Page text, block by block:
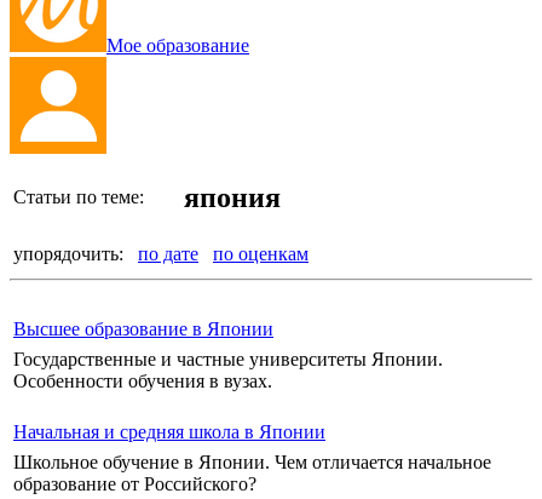
Мое образование
Статьи по теме: япония
упорядочить: по дате по оценкам
Высшее образование в Японии
Государственные и частные университеты Японии.
Особенности обучения в вузах.
Начальная и средняя школа в Японии
Школьное обучение в Японии. Чем отличается начальное
образование от Российского?